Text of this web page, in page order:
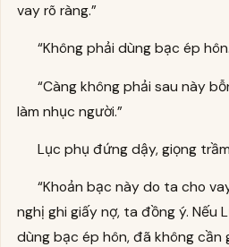
vay rõ ràng.”
“Không phải dùng bạc ép
“Càng không phải sau này
làm nhục người.”
Lục phụ đứng dậy, giọng
“Khoản bạc này do ta cho
nghị ghi giấy nợ, ta đồng ý. Nếu
dùng bạc ép hôn, đã không cần